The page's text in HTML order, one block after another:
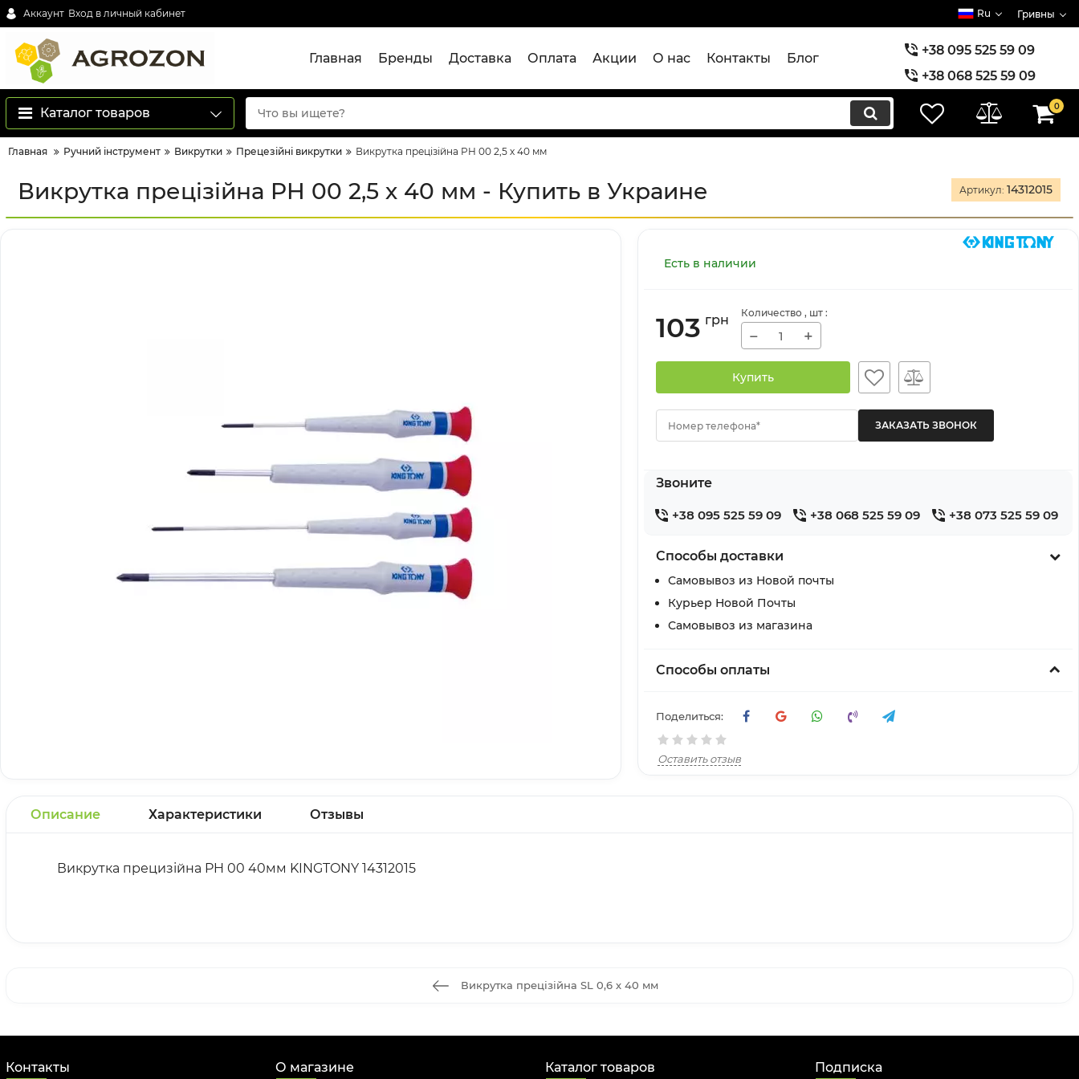
Аккаунт Вход в личный кабинет Ru Гривны
Главная Бренды Доставка Оплата Акции О нас Контакты Блог
+38 095 525 59 09
+38 068 525 59 09
+38 073 525 59 09
Каталог товаров 0
Главная Ручний інструмент Викрутки Прецезійні викрутки Викрутка прецізійна PH 00 2,5 х 40 мм
Викрутка прецізійна PH 00 2,5 х 40 мм - Купить в Украине Артикул: 14312015
Есть в наличии
103 грн Количество , шт :
− +
Купить
Номер телефона*
Звоните
+38 095 525 59 09 +38 068 525 59 09 +38 073 525 59 09
Способы доставки
Самовывоз из Новой почты
Курьер Новой Почты
Самовывоз из магазина
Способы оплаты
Поделиться:
Оставить отзыв
Описание Характеристики Отзывы
Викрутка прецизійна PH 00 40мм KINGTONY 14312015
Викрутка прецізійна SL 0,6 х 40 мм
Контакты О магазине Каталог товаров Подписка